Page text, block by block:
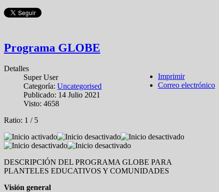
Programa GLOBE
Imprimir
Correo electrónico
Detalles
Super User
Categoría: Uncategorised
Publicado: 14 Julio 2021
Visto: 4658
Ratio: 1 / 5
DESCRIPCIÓN DEL PROGRAMA GLOBE PARA
PLANTELES EDUCATIVOS Y COMUNIDADES
Visión general